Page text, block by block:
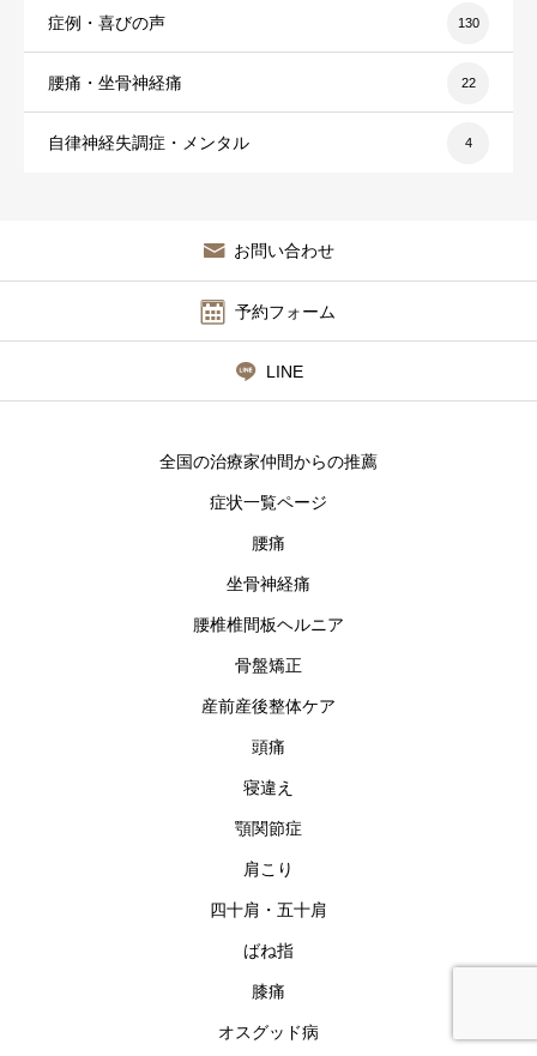
症例・喜びの声 130
腰痛・坐骨神経痛 22
自律神経失調症・メンタル 4
お問い合わせ
予約フォーム
LINE
全国の治療家仲間からの推薦
症状一覧ページ
腰痛
坐骨神経痛
腰椎椎間板ヘルニア
骨盤矯正
産前産後整体ケア
頭痛
寝違え
顎関節症
肩こり
四十肩・五十肩
ばね指
膝痛
オスグッド病